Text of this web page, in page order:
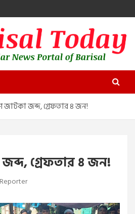
in Barisal
জাটকা জব্দ, গ্রেফতার ৪ জন!
গ্রেফতার ৪ জন!